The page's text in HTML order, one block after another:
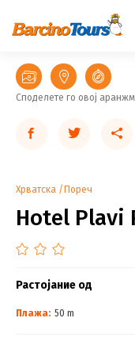
Споделете го овој
Хрватска Пореч
Hotel Plavi
Растојание од
Плажа: 50 m